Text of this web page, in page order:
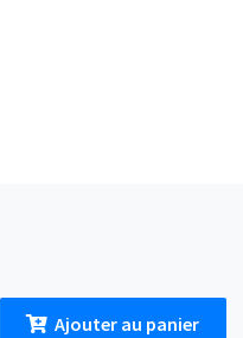
Ajouter au panier